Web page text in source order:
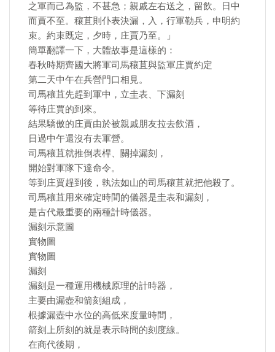
之軍而己為監，不甚急；親戚左右送之，留飲。日中
而賈不至。穰苴則仆表決漏，入，行軍勒兵，申明約
束。約束既定，夕時，庄賈乃至。」
簡單翻譯一下，大體故事是這樣的：
春秋時期齊國大將軍司馬穰苴與監軍庄賈約定
第二天中午在兵營門口相見。
司馬穰苴先趕到軍中，立圭表、下漏刻
等待庄賈的到來。
結果驕傲的庄賈由於被親戚朋友拉去飲酒，
日過中午還沒有去軍營。
司馬穰苴就推倒表桿、關掉漏刻，
開始對軍隊下達命令。
等到庄賈趕到後，執法如山的司馬穰苴就把他殺了。
司馬穰苴用來確定時間的儀器是圭表和漏刻，
是古代最重要的兩種計時儀器。
漏刻示意圖
實物圖
實物圖
漏刻
漏刻是一種運用機械原理的計時器，
主要由漏壺和箭刻組成，
根據漏壺中水位的高低來度量時間，
箭刻上所刻的就是表示時間的刻度線。
在商代後期，